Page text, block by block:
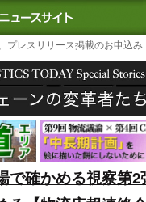
｜国内最大の物流ニ
プレスリリース掲載のお申込み
で確かめる視察第